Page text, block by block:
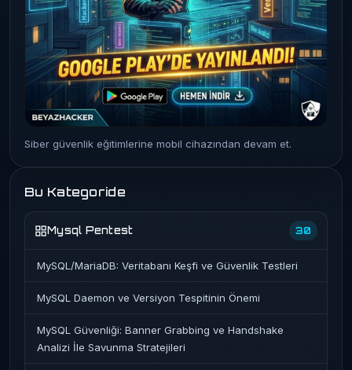
Siber güvenlik eğitimlerine mobil cihazından devam et.
Bu Kategoride
Mysql Pentest 30
MySQL/MariaDB: Veritabanı Keşfi ve Güvenlik Testleri
MySQL Daemon ve Versiyon Tespitinin Önemi
MySQL Güvenliği: Banner Grabbing ve Handshake
Analizi İle Savunma Stratejileri